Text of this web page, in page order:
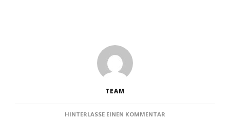
TEAM
HINTERLASSE EINEN KOMMENTAR